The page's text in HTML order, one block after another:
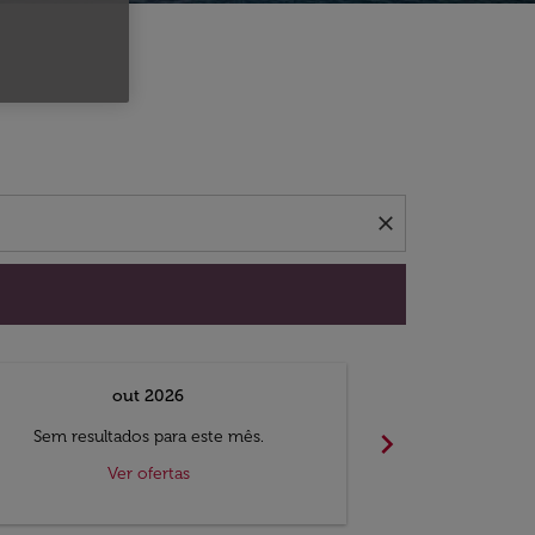
close
out 2026
Sem resultados para este mês.
Ver ofertas
chevron_right